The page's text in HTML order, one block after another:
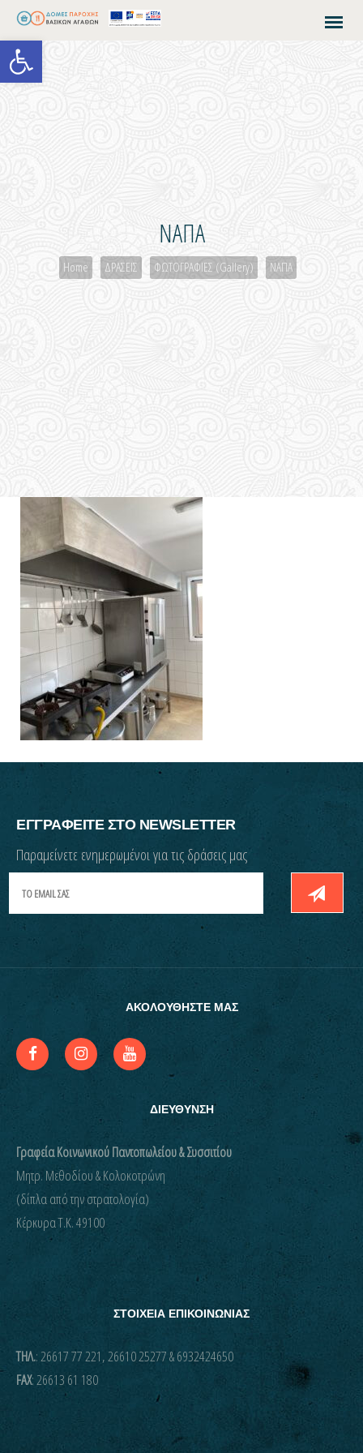
Open toolbar
ΝΑΠΑ
Home ΔΡΑΣΕΙΣ ΦΩΤΟΓΡΑΦΙΕΣ (Gallery) ΝΑΠΑ
ΕΓΓΡΑΦΕΙΤΕ ΣΤΟ NEWSLETTER
Παραμείνετε ενημερωμένοι για τις δράσεις μας
ΑΚΟΛΟΥΘΗΣΤΕ ΜΑΣ
ΔΙΕΥΘΥΝΣΗ
Γραφεία Κοινωνικού Παντοπωλείου & Συσσιτίου
Μητρ. Μεθοδίου & Κολοκοτρώνη
(δίπλα από την στρατολογία)
Kέρκυρα Τ.Κ. 49100
ΣΤΟΙΧΕΙΑ ΕΠΙΚΟΙΝΩΝΙΑΣ
ΤΗΛ.: 26617 77 221, 26610 25277 & 6932424650
FAX: 26613 61 180